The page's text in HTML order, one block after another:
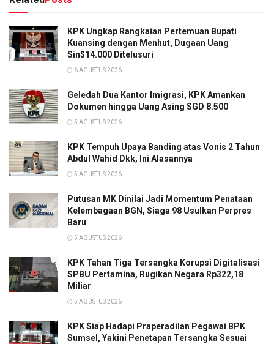
KPK Ungkap Rangkaian Pertemuan Bupati
Kuansing dengan Menhut, Dugaan Uang
Sin$14.000 Ditelusuri
6 AGUSTUS 2026
Geledah Dua Kantor Imigrasi, KPK Amankan
Dokumen hingga Uang Asing SGD 8.500
5 AGUSTUS 2026
KPK Tempuh Upaya Banding atas Vonis 2 Tahun
Abdul Wahid Dkk, Ini Alasannya
5 AGUSTUS 2026
Putusan MK Dinilai Jadi Momentum Penataan
Kelembagaan BGN, Siaga 98 Usulkan Perpres
Baru
5 AGUSTUS 2026
KPK Tahan Tiga Tersangka Korupsi Digitalisasi
SPBU Pertamina, Rugikan Negara Rp322,18
Miliar
5 AGUSTUS 2026
KPK Siap Hadapi Praperadilan Pegawai BPK
Sumsel, Yakini Penetapan Tersangka Sesuai